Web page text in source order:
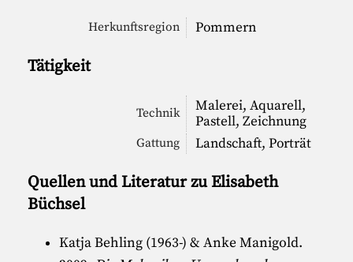
Herkunftsregion Pommern
Tätigkeit
Technik
Malerei, Aquarell,
Pastell, Zeichnung
Gattung Landschaft, Porträt
Quellen und Literatur zu Elisabeth
Büchsel
Katja Behling (1963-) &Anke Manigold.